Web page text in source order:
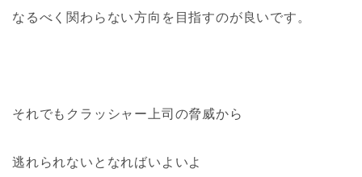
なるべく関わらない方向を目指すのが良いです。
それでもクラッシャー上司の脅威から
逃れられないとなればいよいよ